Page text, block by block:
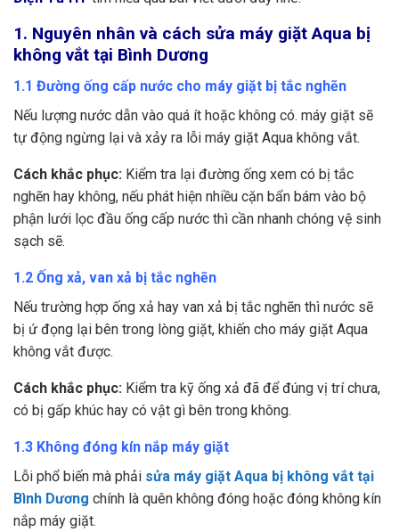
1. Nguyên nhân và cách sửa máy giặt Aqua bị
không vắt tại Bình Dương
1.1 Đường ống cấp nước cho máy giặt bị tắc nghẽn
Nếu lượng nước dẫn vào quá ít hoặc không có. máy giặt sẽ
tự động ngừng lại và xảy ra lỗi máy giặt Aqua không vắt.
Cách khắc phục: Kiểm tra lại đường ống xem có bị tắc
nghẽn hay không, nếu phát hiện nhiều cặn bẩn bám vào bộ
phận lưới lọc đầu ống cấp nước thì cần nhanh chóng vệ sinh
sạch sẽ.
1.2 Ống xả, van xả bị tắc nghẽn
Nếu trường hợp ống xả hay van xả bị tắc nghẽn thì nước sẽ
bị ứ đọng lại bên trong lòng giặt, khiến cho máy giặt Aqua
không vắt được.
Cách khắc phục: Kiểm tra kỹ ống xả đã để đúng vị trí chưa,
có bị gấp khúc hay có vật gì bên trong không.
1.3 Không đóng kín nắp máy giặt
Lỗi phổ biến mà phải sửa máy giặt Aqua bị không vắt tại
Bình Dương chính là quên không đóng hoặc đóng không kín
nắp máy giặt.